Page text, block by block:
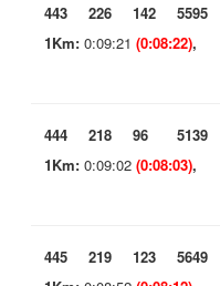
443 226 142 5595
1Km: 0:09:21 (0:08:22),
444 218 96 5139
1Km: 0:09:02 (0:08:03),
445 219 123 5649